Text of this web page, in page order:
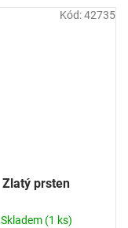
Zlatý prsten
Skladem (1 ks)
Kód:42735